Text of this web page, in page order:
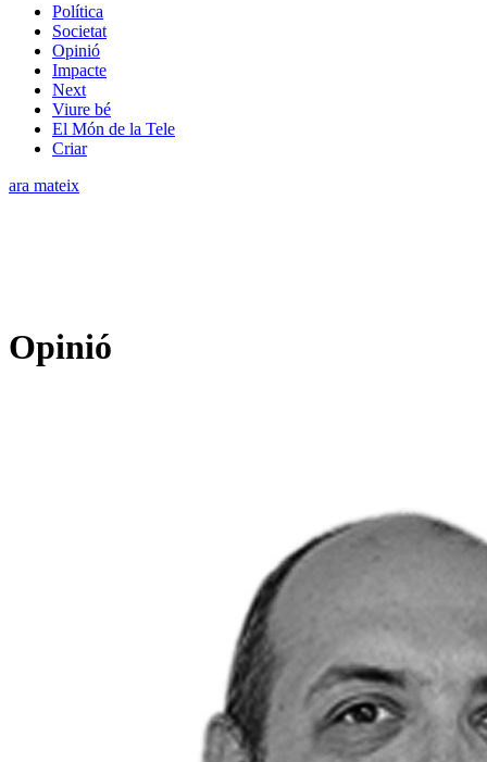
Política
Societat
Opinió
Impacte
Next
Viure bé
El Món de la Tele
Criar
ara mateix
Opinió